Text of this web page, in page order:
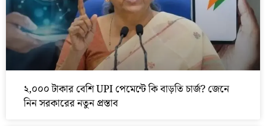
২,০০০ টাকার বেশি UPI পেমেন্টে কি বাড়তি চার্জ? জেনে
নিন সরকারের নতুন প্রস্তাব